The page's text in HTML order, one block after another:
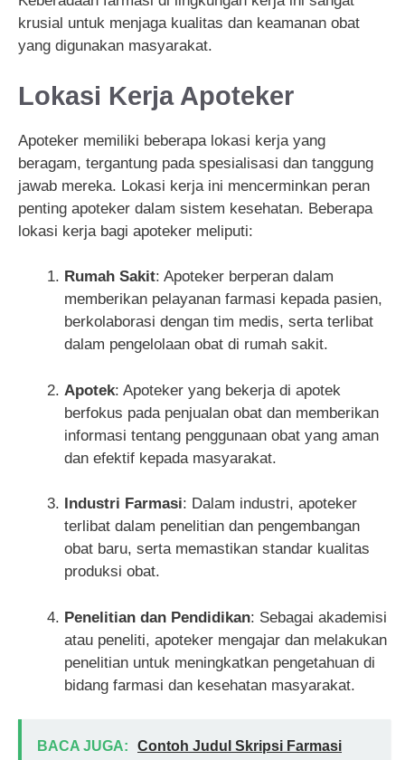
krusial untuk menjaga kualitas dan keamanan obat
yang digunakan masyarakat.
Lokasi Kerja Apoteker
Apoteker memiliki beberapa lokasi kerja yang
beragam, tergantung pada spesialisasi dan tanggung
jawab mereka. Lokasi kerja ini mencerminkan peran
penting apoteker dalam sistem kesehatan. Beberapa
lokasi kerja bagi apoteker meliputi:
Rumah Sakit: Apoteker berperan dalam
memberikan pelayanan farmasi kepada pasien,
berkolaborasi dengan tim medis, serta terlibat
dalam pengelolaan obat di rumah sakit.
Apotek: Apoteker yang bekerja di apotek
berfokus pada penjualan obat dan memberikan
informasi tentang penggunaan obat yang aman
dan efektif kepada masyarakat.
Industri Farmasi: Dalam industri, apoteker
terlibat dalam penelitian dan pengembangan
obat baru, serta memastikan standar kualitas
produksi obat.
Penelitian dan Pendidikan: Sebagai akademisi
atau peneliti, apoteker mengajar dan melakukan
penelitian untuk meningkatkan pengetahuan di
bidang farmasi dan kesehatan masyarakat.
BACA JUGA:
Contoh Judul Skripsi Farmasi